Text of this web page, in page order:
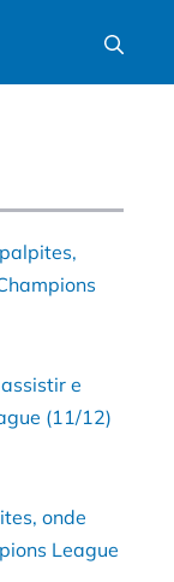
e
(11/12)
onde
League